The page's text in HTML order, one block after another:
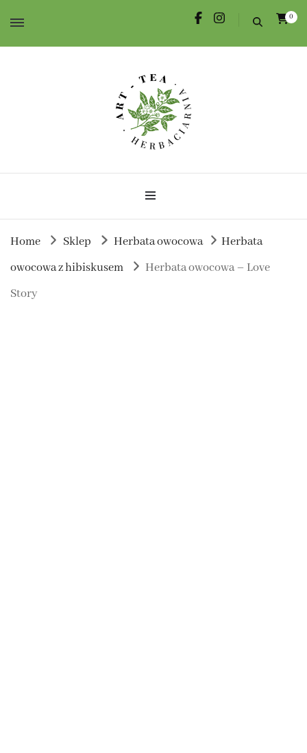
0
Herbaciarnia Art-Tea
Home Sklep Herbata owocowa
Herbata
owocowa z hibiskusem
Herbata owocowa – Love
Story